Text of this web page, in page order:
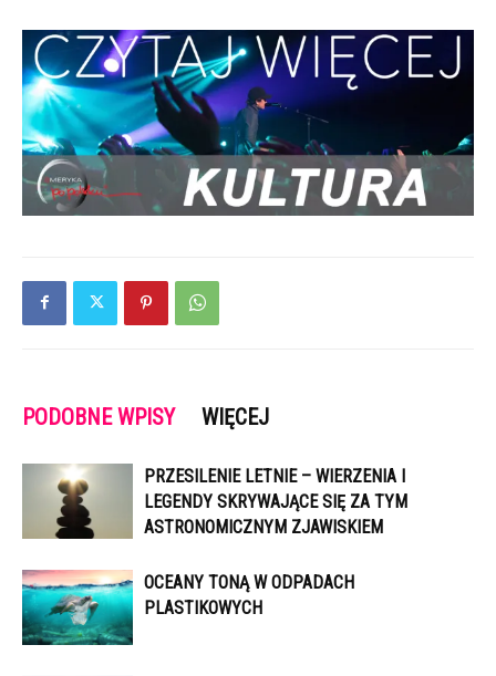
PODOBNE WPISY WIĘCEJ
PRZESILENIE LETNIE – WIERZENIA I
LEGENDY SKRYWAJĄCE SIĘ ZA TYM
ASTRONOMICZNYM ZJAWISKIEM
OCEANY TONĄ W ODPADACH
PLASTIKOWYCH